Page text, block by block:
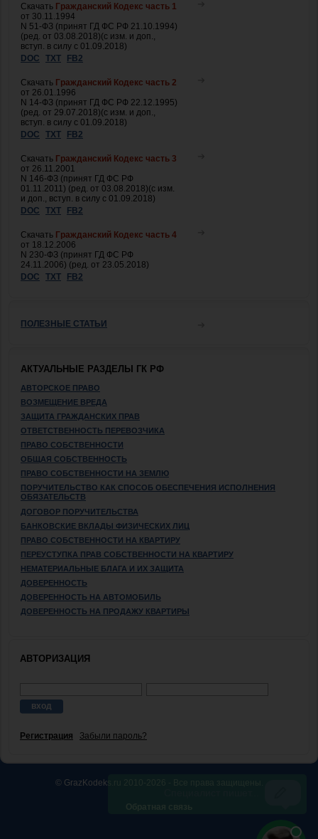
Скачать Гражданский Кодекс часть 1
от 30.11.1994
N 51-ФЗ (принят ГД ФС РФ 21.10.1994)
(ред. от 03.08.2018)(с изм. и доп.,
вступ. в силу с 01.09.2018)
DOC
TXT FB2
Скачать Гражданский Кодекс часть 2
от 26.01.1996
N 14-ФЗ (принят ГД ФС РФ 22.12.1995)
(ред. от 29.07.2018)(с изм. и доп.,
вступ. в силу с 01.09.2018)
DOC
TXT FB2
Скачать Гражданский Кодекс часть 3
от 26.11.2001
N 146-ФЗ (принят ГД ФС РФ
01.11.2011) (ред. от 03.08.2018)(с изм.
и доп., вступ. в силу с 01.09.2018)
DOC
TXT FB2
Скачать Гражданский Кодекс часть 4
от 18.12.2006
N 230-ФЗ (принят ГД ФС РФ
24.11.2006) (ред. от 23.05.2018)
DOC
TXT FB2
ПОЛЕЗНЫЕ СТАТЬИ
АКТУАЛЬНЫЕ РАЗДЕЛЫ ГК РФ
АВТОРСКОЕ ПРАВО
ВОЗМЕЩЕНИЕ ВРЕДА
ЗАЩИТА ГРАЖДАНСКИХ ПРАВ
ОТВЕТСТВЕННОСТЬ ПЕРЕВОЗЧИКА
ПРАВО СОБСТВЕННОСТИ
ОБЩАЯ СОБСТВЕННОСТЬ
ПРАВО СОБСТВЕННОСТИ НА ЗЕМЛЮ
ПОРУЧИТЕЛЬСТВО КАК СПОСОБ ОБЕСПЕЧЕНИЯ ИСПОЛНЕНИЯ
ОБЯЗАТЕЛЬСТВ
ДОГОВОР ПОРУЧИТЕЛЬСТВА
БАНКОВСКИЕ ВКЛАДЫ ФИЗИЧЕСКИХ ЛИЦ
ПРАВО СОБСТВЕННОСТИ НА КВАРТИРУ
ПЕРЕУСТУПКА ПРАВ СОБСТВЕННОСТИ НА КВАРТИРУ
НЕМАТЕРИАЛЬНЫЕ БЛАГА И ИХ ЗАЩИТА
ДОВЕРЕННОСТЬ
ДОВЕРЕННОСТЬ НА АВТОМОБИЛЬ
ДОВЕРЕННОСТЬ НА ПРОДАЖУ КВАРТИРЫ
АВТОРИЗАЦИЯ
Регистрация Забыли пароль?
© GrazKodeks.ru 2010-2026 - Все права защищены.